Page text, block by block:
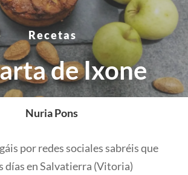
Recetas
de Ixone
Nuria Pons
por redes sociales sabréis que
días en Salvatierra (Vitoria)